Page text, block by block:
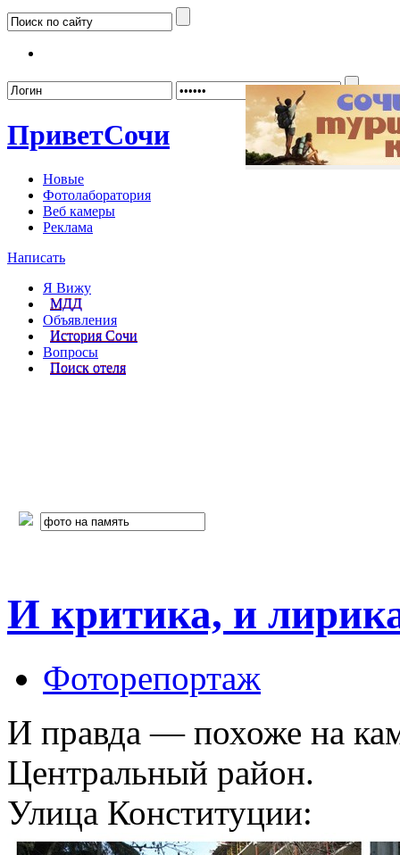
ПриветСочи
Новые
Фотолаборатория
Веб камеры
Реклама
Написать
Я Вижу
МДД
Объявления
История Сочи
Вопросы
Поиск отеля
И критика, и
Фоторепортаж
И правда — похоже на
Центральный район.
Улица Конституции: